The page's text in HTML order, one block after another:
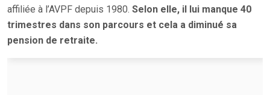
affiliée à l’AVPF depuis 1980. Selon elle, il lui manque 40
trimestres dans son parcours et cela a diminué sa
pension de retraite.